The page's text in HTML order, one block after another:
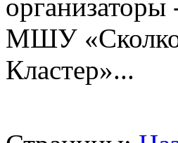
МШУ
Кластер»...